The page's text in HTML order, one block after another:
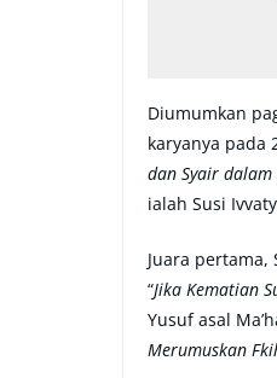
Diumumkan
karyanya pada
dan Syair
ialah Susi
Juara pertama,
“Jika Kematian
Yusuf asal
Merumuskan